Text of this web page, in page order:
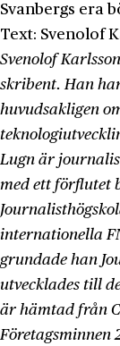
Svanbergs era
Text: Svenolof
Svenolof
skribent. Han
huvudsakligen
Lugn är
med ett förflutet
internationella
grundade han
utvecklades till
är hämtad från
Företagsminnen